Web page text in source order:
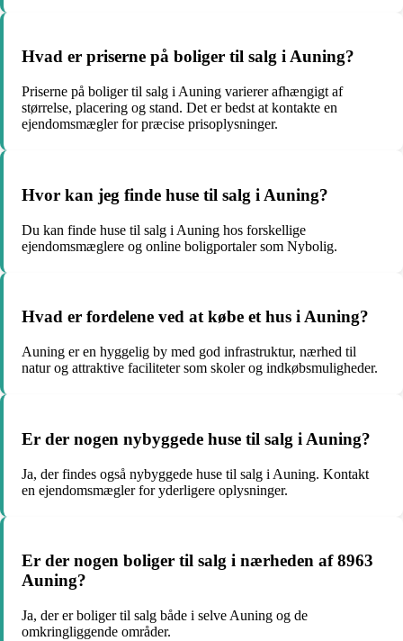
Hvad er priserne på boliger til salg i Auning?
Priserne på boliger til salg i Auning varierer afhængigt af
størrelse, placering og stand. Det er bedst at kontakte en
ejendomsmægler for præcise prisoplysninger.
Hvor kan jeg finde huse til salg i Auning?
Du kan finde huse til salg i Auning hos forskellige
ejendomsmæglere og online boligportaler som Nybolig.
Hvad er fordelene ved at købe et hus i Auning?
Auning er en hyggelig by med god infrastruktur, nærhed til
natur og attraktive faciliteter som skoler og indkøbsmuligheder.
Er der nogen nybyggede huse til salg i Auning?
Ja, der findes også nybyggede huse til salg i Auning. Kontakt
en ejendomsmægler for yderligere oplysninger.
Er der nogen boliger til salg i nærheden af 8963
Auning?
Ja, der er boliger til salg både i selve Auning og de
omkringliggende områder.